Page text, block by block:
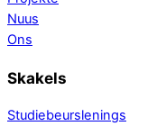
Nuus
Ons
Skakels
Studiebeurslenings